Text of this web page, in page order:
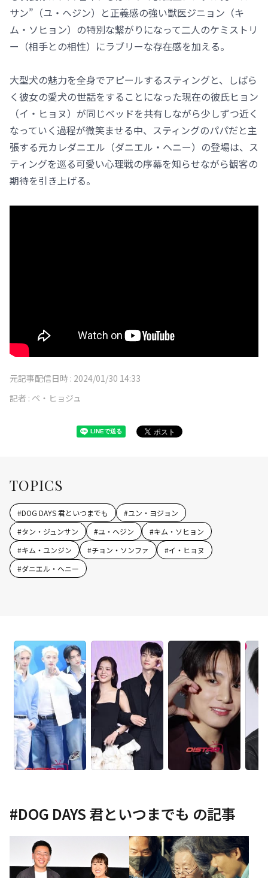
サン”（ユ・ヘジン）と正義感の強い獣医ジニョン（キ
ム・ソヒョン）の特別な繋がりになって二人のケミストリ
ー（相手との相性）にラブリーな存在感を加える。
大型犬の魅力を全身でアピールするスティングと、しばら
く彼女の愛犬の世話をすることになった現在の彼氏ヒョン
（イ・ヒョヌ）が同じベッドを共有しながら少しずつ近く
なっていく過程が微笑ませる中、スティングのパパだと主
張する元カレダニエル（ダニエル・ヘニー）の登場は、ス
ティングを巡る可愛い心理戦の序幕を知らせながら観客の
期待を引き上げる。
元記事配信日時 : 2024/01/30 14:33
記者 : ペ・ヒョジュ
TOPICS
#DOG DAYS 君といつまでも #ユン・ヨジョン
#タン・ジュンサン #ユ・ヘジン #キム・ソヒョン
#キム・ユンジン #チョン・ソンファ #イ・ヒョヌ
#ダニエル・ヘニー
#DOG DAYS 君といつまでも の記事